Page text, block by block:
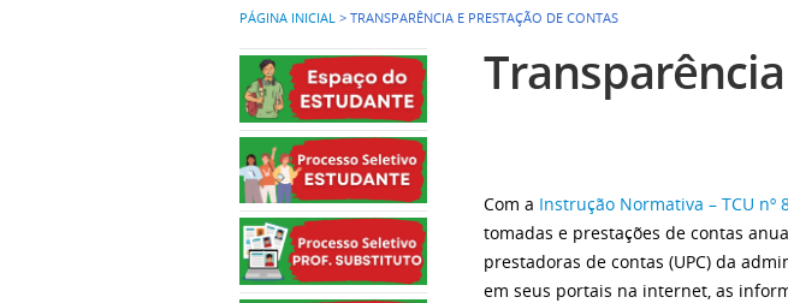
PÁGINA INICIAL > TRANSPARÊNCIA E PRESTAÇÃO DE CONTAS
Com a Instrução Normativa – TCU nº
tomadas e prestações de contas
prestadoras de contas (UPC) da
em seus portais na internet, as